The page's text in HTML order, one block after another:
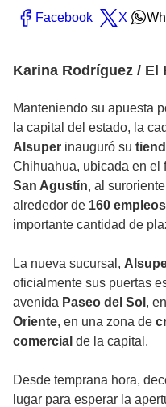
Facebook X
Karina Rodríguez / El
Manteniendo su apuesta
la capital del estado, la
Alsuper inauguró su
Chihuahua, ubicada en el
San Agustín, al
alrededor de 160
importante cantidad de
La nueva sucursal,
oficialmente sus puertas
avenida Paseo del Sol ,
Oriente, en una zona de
comercial de la capital.
Desde temprana hora,
lugar para esperar la